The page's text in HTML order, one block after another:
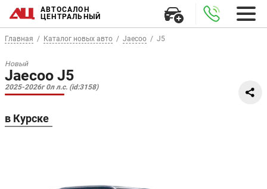
АВТОСАЛОН
ЦЕНТРАЛЬНЫЙ
Главная Каталог новых авто Jaecoo J5
Новый
Jaecoo J5
2025-2026г 0л л.с. (id:3158)
в Курске